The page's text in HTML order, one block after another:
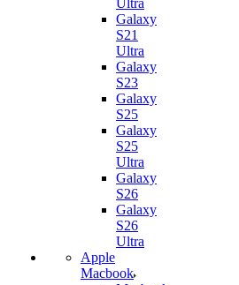
Ultra
Galaxy
S21
Ultra
Galaxy
S23
Galaxy
S25
Galaxy
S25
Ultra
Galaxy
S26
Galaxy
S26
Ultra
Apple
Macbook